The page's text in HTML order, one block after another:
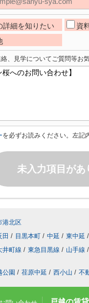
詳細を知りたい 資
、見学についてご質問等お
を必ずお読みください。左記
未入力項目があ
港北区
田 / 目黒本町 / 中延 / 東中延 /
井町線 / 東急目黒線 / 山手線 /
公園 / 荏原中延 / 西小山 / 不